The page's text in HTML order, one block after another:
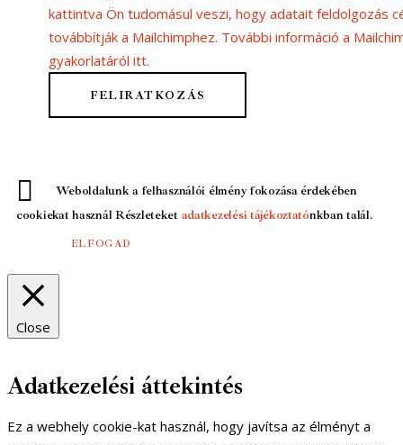
kattintva Ön tudomásul veszi, hogy adatait feldolgozás
továbbítják a Mailchimphez. További információ a
gyakorlatáról itt.
Weboldalunk a felhasználói élmény fokozása érdekében
cookiekat használ Részleteket adatkezelési tájékoztatónkban talál.
ELFOGAD
Close
Adatkezelési áttekintés
Ez a webhely cookie-kat használ, hogy javítsa az élményt a